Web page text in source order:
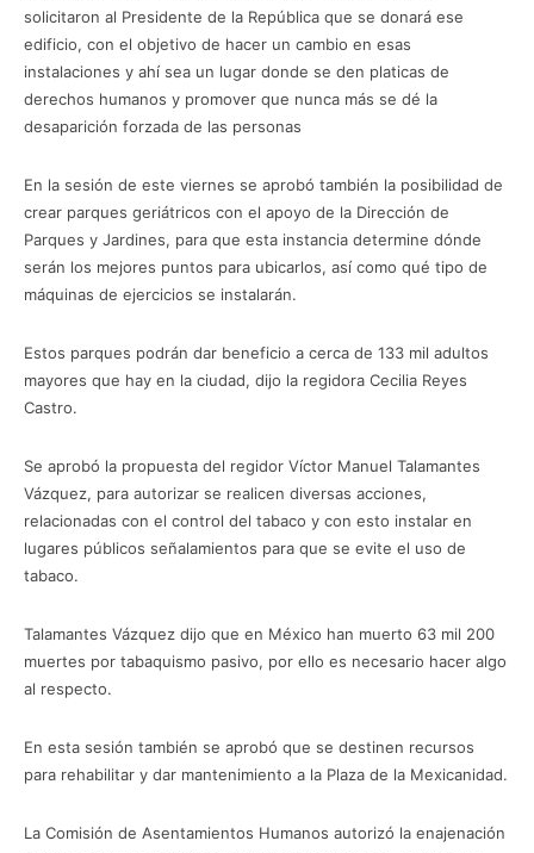
solicitaron al Presidente de la República que se donará ese
edificio, con el objetivo de hacer un cambio en esas
instalaciones y ahí sea un lugar donde se den platicas de
derechos humanos y promover que nunca más se dé la
desaparición forzada de las personas
En la sesión de este viernes se aprobó también la posibilidad de
crear parques geriátricos con el apoyo de la Dirección de
Parques y Jardines, para que esta instancia determine dónde
serán los mejores puntos para ubicarlos, así como qué tipo de
máquinas de ejercicios se instalarán.
Estos parques podrán dar beneficio a cerca de 133 mil adultos
mayores que hay en la ciudad, dijo la regidora Cecilia Reyes
Castro.
Se aprobó la propuesta del regidor Víctor Manuel Talamantes
Vázquez, para autorizar se realicen diversas acciones,
relacionadas con el control del tabaco y con esto instalar en
lugares públicos señalamientos para que se evite el uso de
tabaco.
Talamantes Vázquez dijo que en México han muerto 63 mil 200
muertes por tabaquismo pasivo, por ello es necesario hacer algo
al respecto.
En esta sesión también se aprobó que se destinen recursos
para rehabilitar y dar mantenimiento a la Plaza de la Mexicanidad.
La Comisión de Asentamientos Humanos autorizó la enajenación